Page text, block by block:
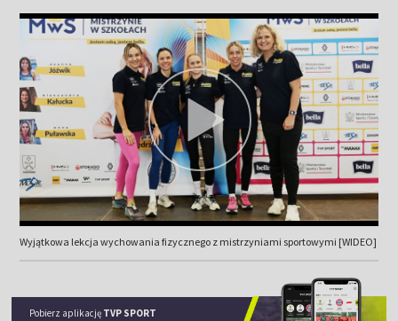
Wyjątkowa lekcja wychowania fizycznego z mistrzyniami sportowymi [WIDEO]
Pobierz aplikację TVP SPORT